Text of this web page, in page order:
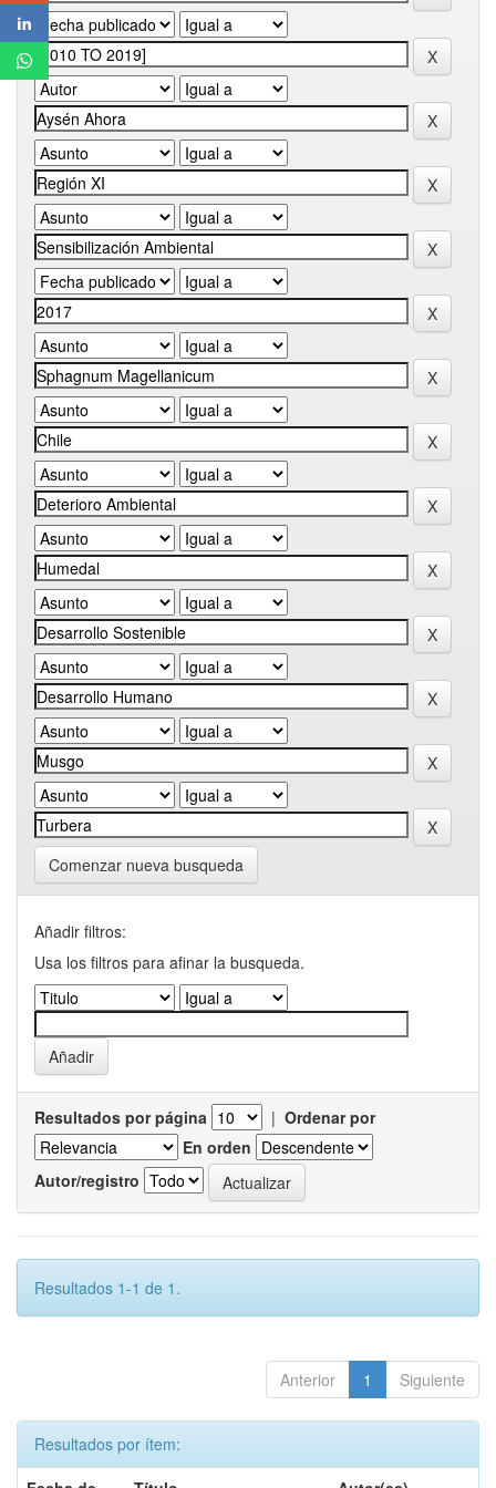
Comenzar nueva busqueda
Añadir filtros:
Usa los filtros para afinar la busqueda.
Resultados por página | Ordenar por
En orden
Autor/registro
Resultados 1-1 de 1.
Anterior 1 Siguiente
Resultados por ítem: